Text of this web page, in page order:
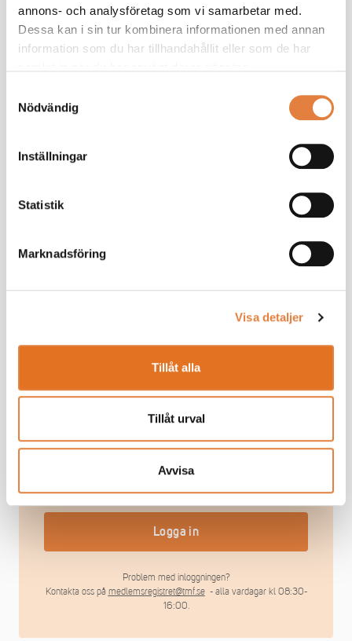
annons- och analysföretag som vi samarbetar med.
Dessa kan i sin tur kombinera informationen med annan
information som du har tillhandahållit eller som de har
Nödvändig
Inställningar
Statistik
Marknadsföring
Visa detaljer
Tillåt alla
Tillåt urval
Avvisa
Vi ger dig ett effektivt stöd som chef. Tillsammans
bygger vi din kunskap.
Saknar du ett medlemskonto?Registrera här
Logga in
Problem med inloggningen?
Kontakta oss på medlemsregistret@tmf.se- alla vardagar kl 08:30-
16:00.